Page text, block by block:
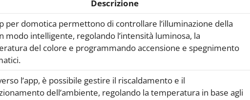
Descrizione
per domotica permettono di controllare l’illuminazione della
modo intelligente, regolando l’intensità luminosa, la
del colore e programmando accensione e spegnimento
l’app, è possibile gestire il riscaldamento e il
dell’ambiente, regolando la temperatura in base agli